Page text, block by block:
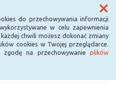
do przechowywania informacji
w celu zapewnienia
chwili możesz dokonać zmiany
cookies w Twojej przeglądarce.
zgodę na przechowywanie plików
Menu
w